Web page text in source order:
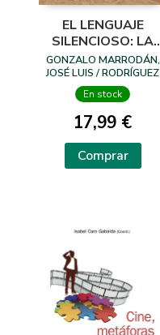
EL LENGUAJE
SILENCIOSO: LA
TÉCNICA DE LA
CAJA DE ARENA EN
LA ADOLESCENCIA
GONZALO MARRODÁN,
JOSÉ LUIS / RODRÍGUEZ
IBARRA, IVÁN
En stock
17,99 €
Comprar